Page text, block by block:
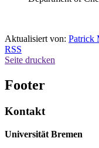
Aktualisiert von: Patrick
RSS
Seite drucken
Footer
Kontakt
Universität Bremen